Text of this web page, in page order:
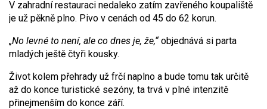
V zahradní restauraci nedaleko zatím zavřeného koupaliště
je už pěkně plno. Pivo v cenách od 45 do 62 korun.
„No levné to není, ale co dnes je, že,“objednává si parta
mladých ještě čtyři kousky.
Život kolem přehrady už frčí naplno a bude tomu tak určitě
až do konce turistické sezóny, ta trvá v plné intenzitě
přinejmenším do konce září.